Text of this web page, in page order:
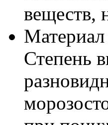
веществ,
Материал
Степень